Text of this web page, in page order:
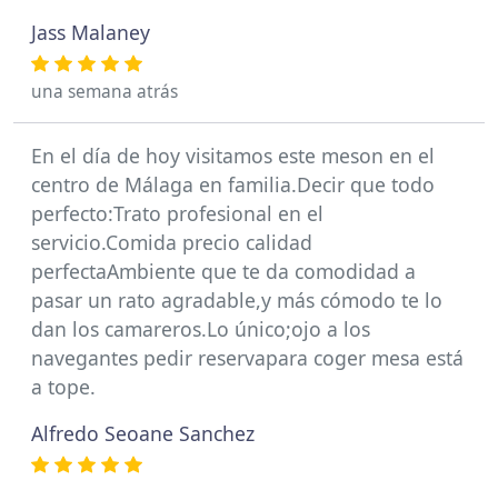
Jass Malaney
una semana atrás
En el día de hoy visitamos este meson en el
centro de Málaga en familia.Decir que todo
perfecto:Trato profesional en el
servicio.Comida precio calidad
perfectaAmbiente que te da comodidad a
pasar un rato agradable,y más cómodo te lo
dan los camareros.Lo único;ojo a los
navegantes pedir reservapara coger mesa está
a tope.
Alfredo Seoane Sanchez